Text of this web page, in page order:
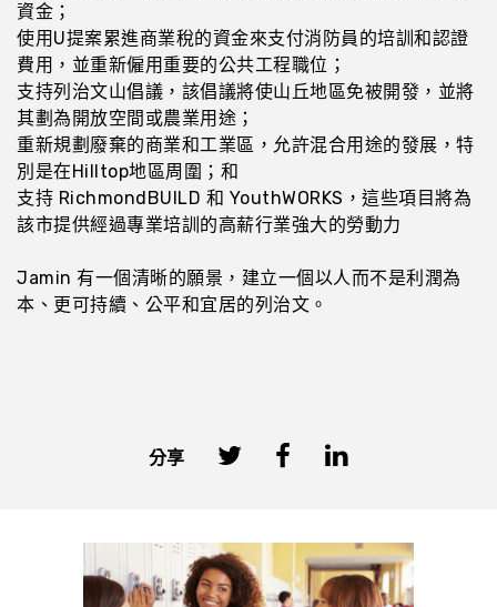
資金；
使用U提案累進商業稅的資金來支付消防員的培訓和認證
費用，並重新僱用重要的公共工程職位；
支持列治文山倡議，該倡議將使山丘地區免被開發，並將
其劃為開放空間或農業用途；
重新規劃廢棄的商業和工業區，允許混合用途的發展，特
別是在Hilltop地區周圍；和
支持 RichmondBUILD 和 YouthWORKS，這些項目將為
該市提供經過專業培訓的高薪行業強大的勞動力
Jamin 有一個清晰的願景，建立一個以人而不是利潤為
本、更可持續、公平和宜居的列治文。
分享